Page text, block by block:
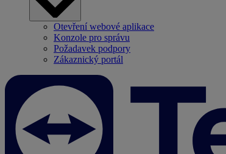
Otevření webové aplikace
Konzole pro správu
Požadavek podpory
Zákaznický portál